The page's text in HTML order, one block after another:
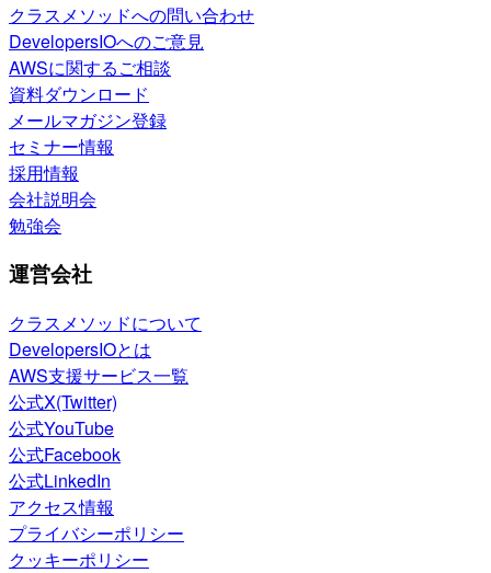
クラスメソッドへの問い合わせ
DevelopersIOへのご意見
AWSに関するご相談
資料ダウンロード
メールマガジン登録
セミナー情報
採用情報
会社説明会
勉強会
運営会社
クラスメソッドについて
DevelopersIOとは
AWS支援サービス一覧
公式X(Twitter)
公式YouTube
公式Facebook
公式LinkedIn
アクセス情報
プライバシーポリシー
クッキーポリシー